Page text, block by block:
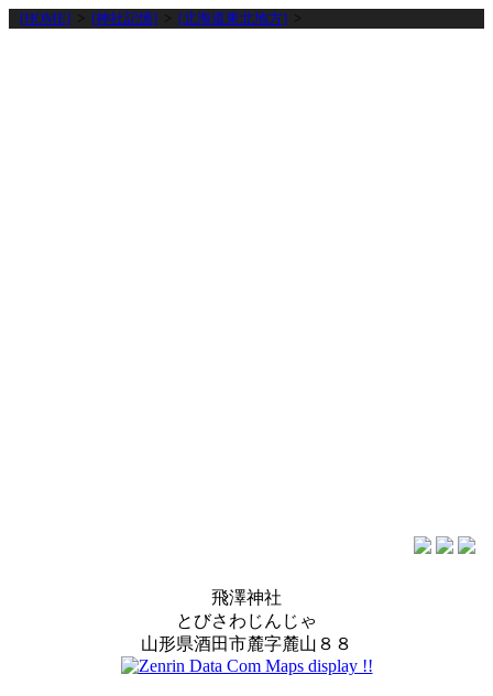
[HOME] [神社記憶] [北海道東北地方]
飛澤神社
とびさわじんじゃ
山形県酒田市麓字麓山８８